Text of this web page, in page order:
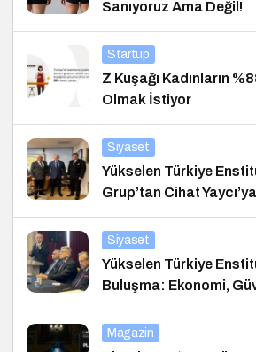
Sanıyoruz Ama Değil!
Startup
Z Kuşağı Kadınların
Olmak İstiyor
Siyaset
Yükselen Türkiye
Grup’tan Cihat
Siyaset
Yükselen Türkiye
Buluşma: Ekonomi,
ve Hukuk Konferansı
Magazin